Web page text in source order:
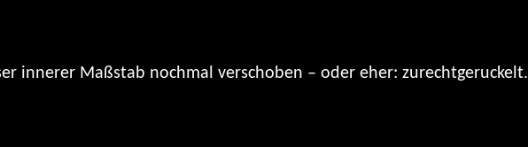
innerer Maßstab nochmal verschoben – oder eher: zurechtgeruckelt.